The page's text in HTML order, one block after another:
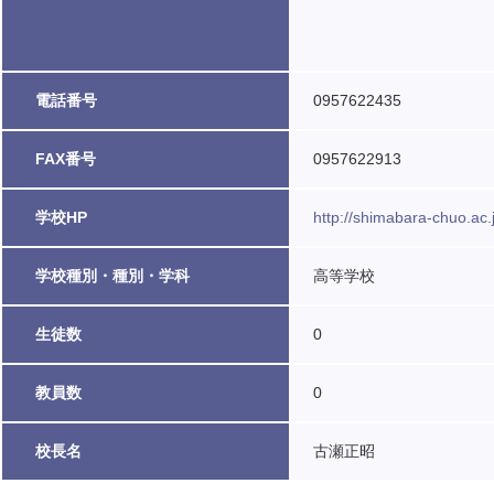
電話番号 0957622435
FAX番号 0957622913
学校HP http://shimabara-
学校種別・種別・学科 高等学校
生徒数 0
教員数 0
校長名 古瀬正昭